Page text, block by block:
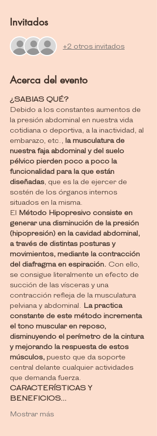
Invitados
+2 otros invitados
Acerca del evento
¿SABIAS QUÉ?
Debido a los constantes aumentos de
la presión abdominal en nuestra vida
cotidiana o deportiva, a la inactividad, al
embarazo, etc., la musculatura de
nuestra faja abdominal y del suelo
pélvico pierden poco a poco la
funcionalidad para la que están
diseñadas, que es la de ejercer de
sostén de los órganos internos
situados en la misma.
El Método Hipopresivo consiste en
generar una disminución de la presión
(hipopresión) en la cavidad abdominal,
a través de distintas posturas y
movimientos, mediante la contracción
del diafragma en espiración. Con ello,
se consigue literalmente un efecto de
succión de las vísceras y una
contracción refleja de la musculatura
pelviana y abdominal. La practica
constante de este método incrementa
el tono muscular en reposo,
disminuyendo el perímetro de la cintura
y mejorando la respuesta de estos
músculos, puesto que da soporte
central delante cualquier actividades
que demanda fuerza.
CARACTERÍSTICAS Y
BENEFICIOS…
Mostrar más